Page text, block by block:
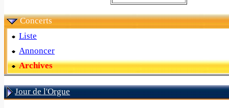
Concerts
Liste
Annoncer
Archives
Jour de l'Orgue